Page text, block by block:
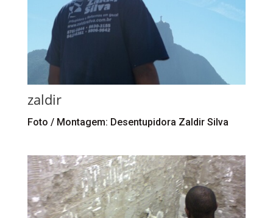
zaldir
Foto / Montagem: Desentupidora Zaldir Silva